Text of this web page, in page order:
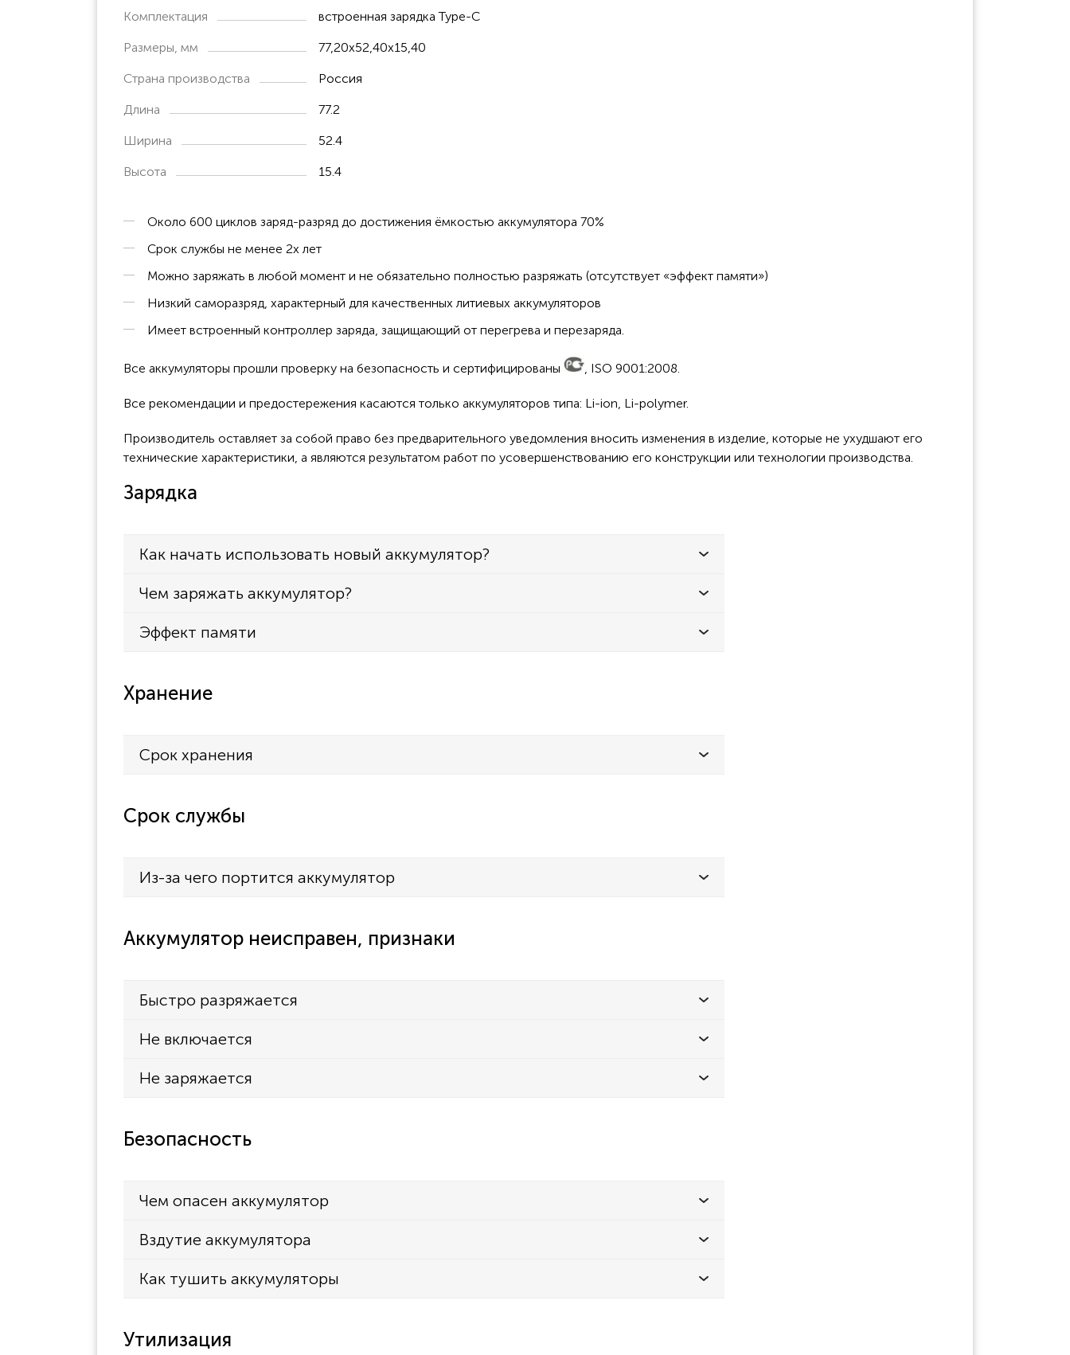
Комплектация встроенная зарядка Type-C
Размеры, мм 77,20x52,40x15,40
Страна производства Россия
Длина 77.2
Ширина 52.4
Высота 15.4
Около 600 циклов заряд-разряд до достижения ёмкостью аккумулятора 70%
Срок службы не менее 2х лет
Можно заряжать в любой момент и не обязательно полностью разряжать (отсутствует «эффект памяти»)
Низкий саморазряд, характерный для качественных литиевых аккумуляторов
Имеет встроенный контроллер заряда, защищающий от перегрева и перезаряда.
Все аккумуляторы прошли проверку на безопасность и сертифицированы , ISO 9001:2008.
Все рекомендации и предостережения касаются только аккумуляторов типа: Li-ion, Li-polymer.
Производитель оставляет за собой право без предварительного уведомления вносить изменения в изделие, которые не ухудшают его
технические характеристики, а являются результатом работ по усовершенствованию его конструкции или технологии производства.
Зарядка
Как начать использовать новый аккумулятор?
Чем заряжать аккумулятор?
Эффект памяти
Хранение
Срок хранения
Срок службы
Из-за чего портится аккумулятор
Аккумулятор неисправен, признаки
Быстро разряжается
Не включается
Не заряжается
Безопасность
Чем опасен аккумулятор
Вздутие аккумулятора
Как тушить аккумуляторы
Утилизация